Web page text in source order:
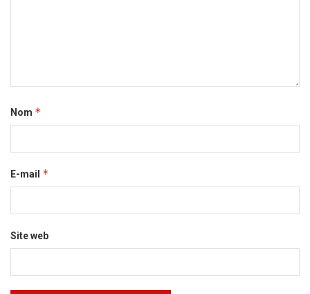
Nom *
E-mail *
Site web